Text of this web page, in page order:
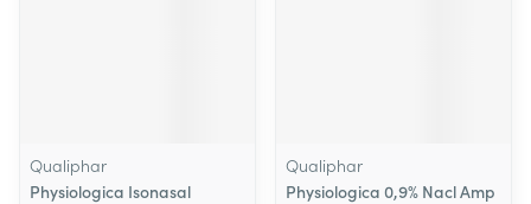
Qualiphar
Physiologica Isonasal
Qualiphar
Physiologica 0,9% Nacl Amp